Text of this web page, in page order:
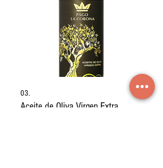
03.
Aceite de Oliva Virgen Extra